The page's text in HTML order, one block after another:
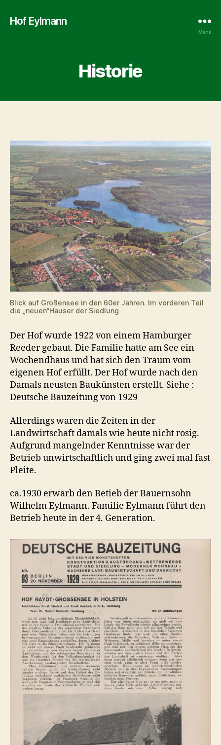
Hof Eylmann
Menü
Historie
Blick auf Großensee in den 60er Jahren. Im vorderen Teil
die „neuen“Häuser der Siedlung
Der Hof wurde 1922 von einem Hamburger
Reeder gebaut. Die Familie hatte am See ein
Wochendhaus und hat sich den Traum vom
eigenen Hof erfüllt. Der Hof wurde nach den
Damals neusten Baukünsten erstellt. Siehe :
Deutsche Bauzeitung von 1929
Allerdings waren die Zeiten in der
Landwirtschaft damals wie heute nicht rosig.
Aufgrund mangelnder Kenntnisse war der
Betrieb unwirtschaftlich und ging zwei mal fast
Pleite.
ca.1930 erwarb den Betieb der Bauernsohn
Wilhelm Eylmann. Familie Eylmann führt den
Betrieb heute in der 4. Generation.